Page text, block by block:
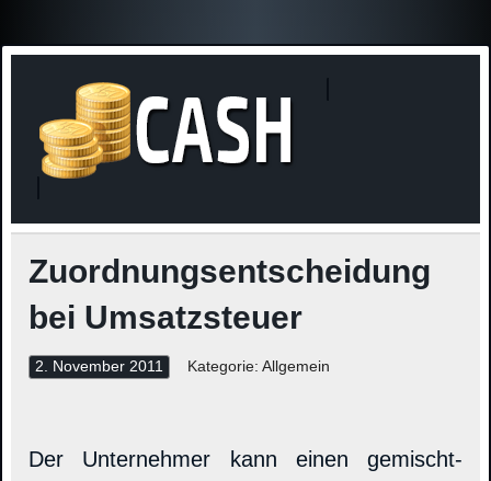
Zuordnungsentscheidung
bei Umsatzsteuer
2. November 2011 Kategorie: Allgemein
Der Unternehmer kann einen gemischt-